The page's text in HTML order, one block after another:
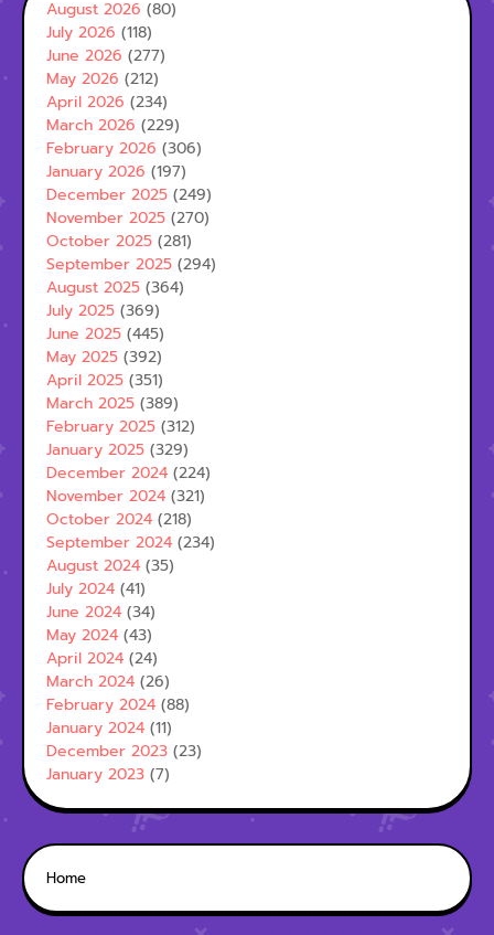
August 2026 (80)
July 2026 (118)
June 2026 (277)
May 2026 (212)
April 2026 (234)
March 2026 (229)
February 2026 (306)
January 2026 (197)
December 2025 (249)
November 2025 (270)
October 2025 (281)
September 2025 (294)
August 2025 (364)
July 2025 (369)
June 2025 (445)
May 2025 (392)
April 2025 (351)
March 2025 (389)
February 2025 (312)
January 2025 (329)
December 2024 (224)
November 2024 (321)
October 2024 (218)
September 2024 (234)
August 2024 (35)
July 2024 (41)
June 2024 (34)
May 2024 (43)
April 2024 (24)
March 2024 (26)
February 2024 (88)
January 2024 (11)
December 2023 (23)
January 2023 (7)
Home